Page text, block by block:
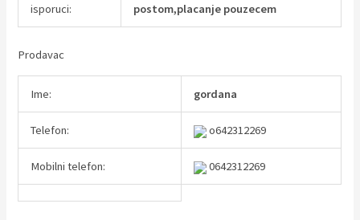
isporuci:
postom,placanje pouzecem
Prodavac
Ime: gordana
Telefon: o642312269
Mobilni telefon: 0642312269